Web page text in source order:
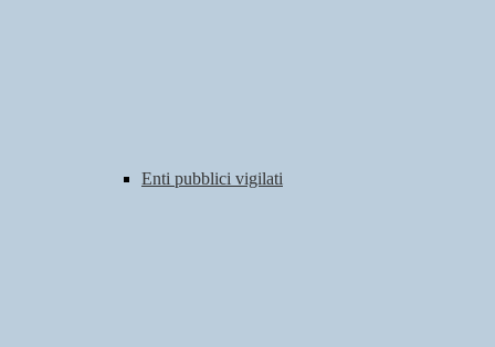
Enti pubblici vigilati